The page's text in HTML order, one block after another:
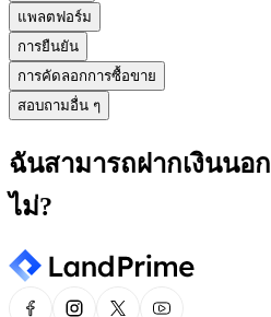
แพลตฟอร์ม
การยืนยัน
การคัดลอกการซื้อขาย
สอบถามอื่น ๆ
ฉันสามารถฝากเงินนอ
ไม่?